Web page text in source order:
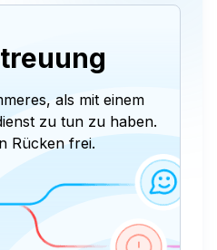
als mit einem
zu tun zu haben.
Rücken frei.